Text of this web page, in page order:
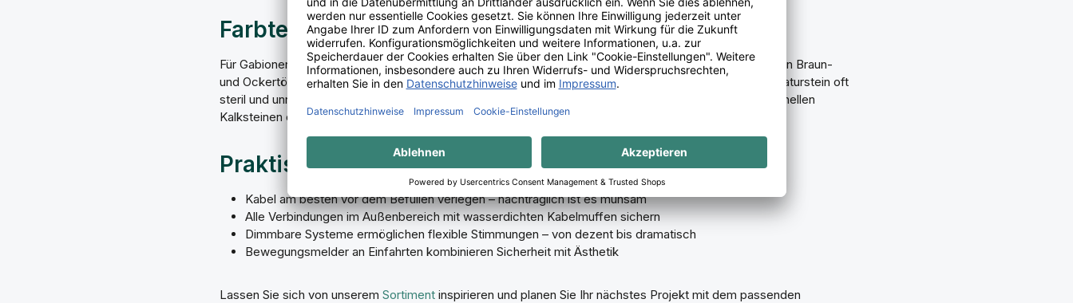
Farbtemperatur: Warm oder kalt?
Für Gabionen empfehlen wir grundsätzlich warmweißes Licht (2.700–3.000 K). Es betont die warmen Braun-
und Ockertöne natürlicher Steine und schafft eine gemütliche Atmosphäre. Kaltweißes Licht wirkt bei Naturstein oft
steril und unnatürlich – es sei denn, Sie setzen bewusst auf einen modernen, minimalistischen Look mit hellen
Kalksteinen oder Marmorkies.
Praktische Hinweise
Kabel am besten vor dem Befüllen verlegen – nachträglich ist es mühsam
Alle Verbindungen im Außenbereich mit wasserdichten Kabelmuffen sichern
Dimmbare Systeme ermöglichen flexible Stimmungen – von dezent bis dramatisch
Bewegungsmelder an Einfahrten kombinieren Sicherheit mit Ästhetik
Lassen Sie sich von unserem Sortimentinspirieren und planen Sie Ihr nächstes Projekt mit dem passenden